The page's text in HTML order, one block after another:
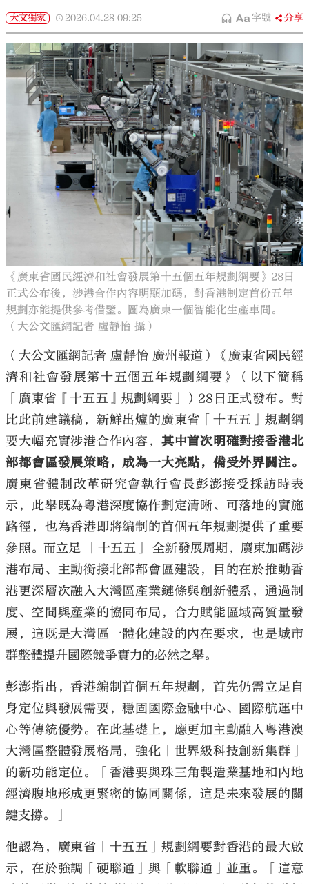
大文獨家 2026.04.28 09:25 字號 分享
《廣東省國民經濟和社會發展第十五個五年規劃綱要》28日
正式公布後，涉港合作內容明顯加碼，對香港制定首份五年
規劃亦能提供參考借鑒。圖為廣東一個智能化生產車間。
（大公文匯網記者 盧靜怡 攝）
（大公文匯網記者 盧靜怡 廣州報道）《廣東省國民經
濟和社會發展第十五個五年規劃綱要》（以下簡稱
「廣東省『十五五』規劃綱要」）28日正式發布。對
比此前建議稿，新鮮出爐的廣東省「十五五」規劃綱
要大幅充實涉港合作內容， 其中首次明確對接香港北
部都會區發展策略，成為一大亮點，備受外界關注。
廣東省體制改革研究會執行會長彭澎接受採訪時表
示，此舉既為粵港深度協作劃定清晰、可落地的實施
路徑，也為香港即將編制的首個五年規劃提供了重要
參照。而立足 「十五五」 全新發展周期，廣東加碼涉
港布局、主動銜接北部都會區建設，目的在於推動香
港更深層次融入大灣區產業鏈條與創新體系，通過制
度、空間與產業的協同布局，合力賦能區域高質量發
展，這既是大灣區一體化建設的內在要求，也是城市
群整體提升國際競爭實力的必然之舉。
彭澎指出，香港編制首個五年規劃，首先仍需立足自
身定位與發展需要，穩固國際金融中心、國際航運中
心等傳統優勢。在此基礎上，應更加主動融入粵港澳
大灣區整體發展格局，強化「世界級科技創新集群」
的新功能定位。「香港要與珠三角製造業基地和內地
經濟腹地形成更緊密的協同關係，這是未來發展的關
鍵支撐。」
他認為，廣東省「十五五」規劃綱要對香港的最大啟
示，在於強調「硬聯通」與「軟聯通」並重。「這意